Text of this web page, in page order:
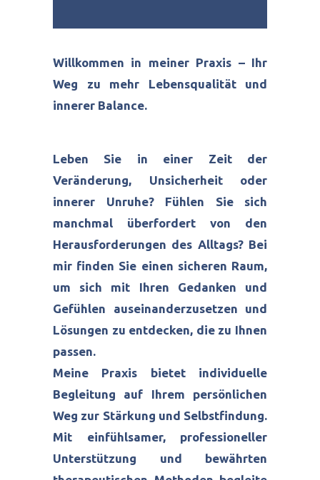
Willkommen in meiner Praxis – Ihr
Weg zu mehr Lebensqualität und
innerer Balance.
Leben Sie in einer Zeit der
Veränderung, Unsicherheit oder
innerer Unruhe? Fühlen Sie sich
manchmal überfordert von den
Herausforderungen des Alltags? Bei
mir finden Sie einen sicheren Raum,
um sich mit Ihren Gedanken und
Gefühlen auseinanderzusetzen und
Lösungen zu entdecken, die zu Ihnen
passen.
Meine Praxis bietet individuelle
Begleitung auf Ihrem persönlichen
Weg zur Stärkung und Selbstfindung.
Mit einfühlsamer, professioneller
Unterstützung und bewährten